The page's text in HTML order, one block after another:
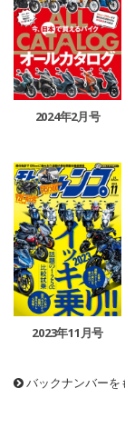
2024年2月号
2023年11月号
バックナンバーを